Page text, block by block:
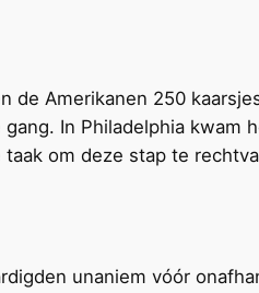
de Amerikanen 250
In Philadelphia
om deze stap te
unaniem vóór